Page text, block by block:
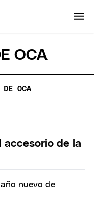
OCA
DE OCA
accesorio de la